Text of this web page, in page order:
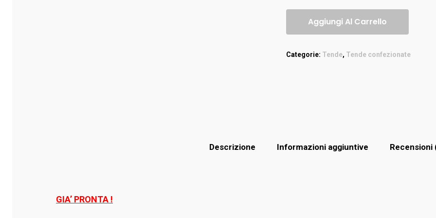
Aggiungi Al Carrello
Categorie: Tende, Tende confezionate
Descrizione Informazioni aggiuntive Recensioni
GIA’ PRONTA !